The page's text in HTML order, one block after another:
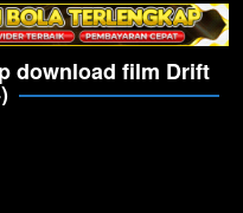
download film Drift